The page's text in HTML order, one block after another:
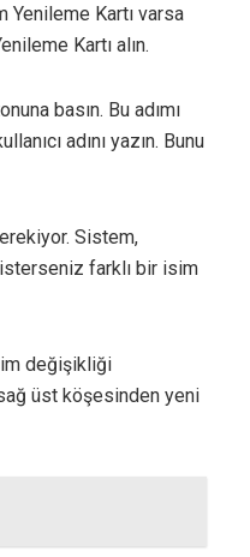
Yenileme Kartı varsa
Kartı alın.
basın. Bu adımı
adını yazın. Bunu
Sistem,
isterseniz farklı bir isim
değişikliği
üst köşesinden yeni